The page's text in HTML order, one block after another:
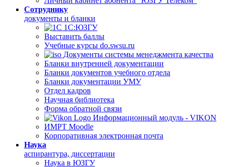
Сотруднику
документы и бланки
1С:ЮЗГУ
Выставить баллы
Учебные курсы do.swsu.ru
Документы системы менеджмента качества
Бланки внутренней документации
Бланки документов учебного отдела
Бланки документации УМУ
Отдел кадров
Научная библиотека
Форма обратной связи
Информационный модуль - VIKON
ИМРТ Moodle
Корпоративная электронная почта
Наука
аспирантура, диссертации
Наука в ЮЗГУ